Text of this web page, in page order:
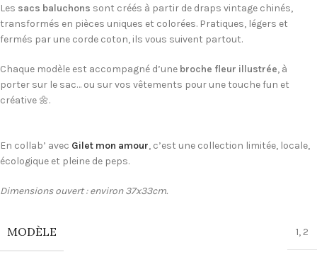
Les sacs baluchons sont créés à partir de draps vintage chinés,
transformés en pièces uniques et colorées. Pratiques, légers et
fermés par une corde coton, ils vous suivent partout.
Chaque modèle est accompagné d’une broche fleur illustrée, à
porter sur le sac… ou sur vos vêtements pour une touche fun et
créative 🌼.
En collab’ avec Gilet mon amour, c’est une collection limitée, locale,
écologique et pleine de peps.
Dimensions ouvert : environ 37x33cm.
MODÈLE 1, 2